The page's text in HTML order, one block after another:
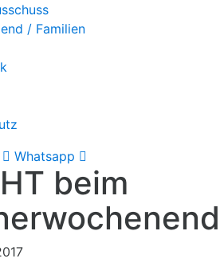
/ Familien
Whatsapp
beim